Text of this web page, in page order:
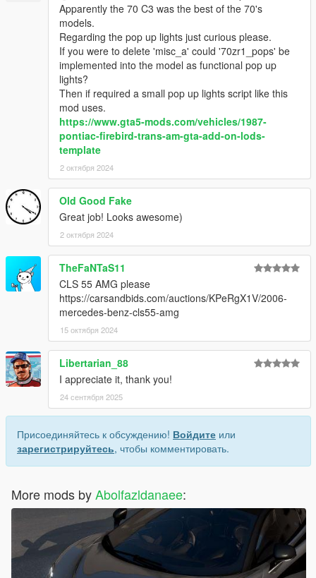
Apparently the 70 C3 was the best of the 70's
models.
Regarding the pop up lights just curious please.
If you were to delete 'misc_a' could '70zr1_pops' be
implemented into the model as functional pop up
lights?
Then if required a small pop up lights script like this
mod uses.
https://www.gta5-mods.com/vehicles/1987-
pontiac-firebird-trans-am-gta-add-on-lods-
template
2 октября 2024
Old Good Fake
Great job! Looks awesome)
2 октября 2024
TheFaNTaS11
CLS 55 AMG please
https://carsandbids.com/auctions/KPeRgX1V/2006-
mercedes-benz-cls55-amg
15 октября 2024
Libertarian_88
I appreciate it, thank you!
24 сентября 2025
Присоединяйтесь к обсуждению! Войдите или
зарегистрируйтесь, чтобы комментировать.
More mods byAbolfazldanaee: